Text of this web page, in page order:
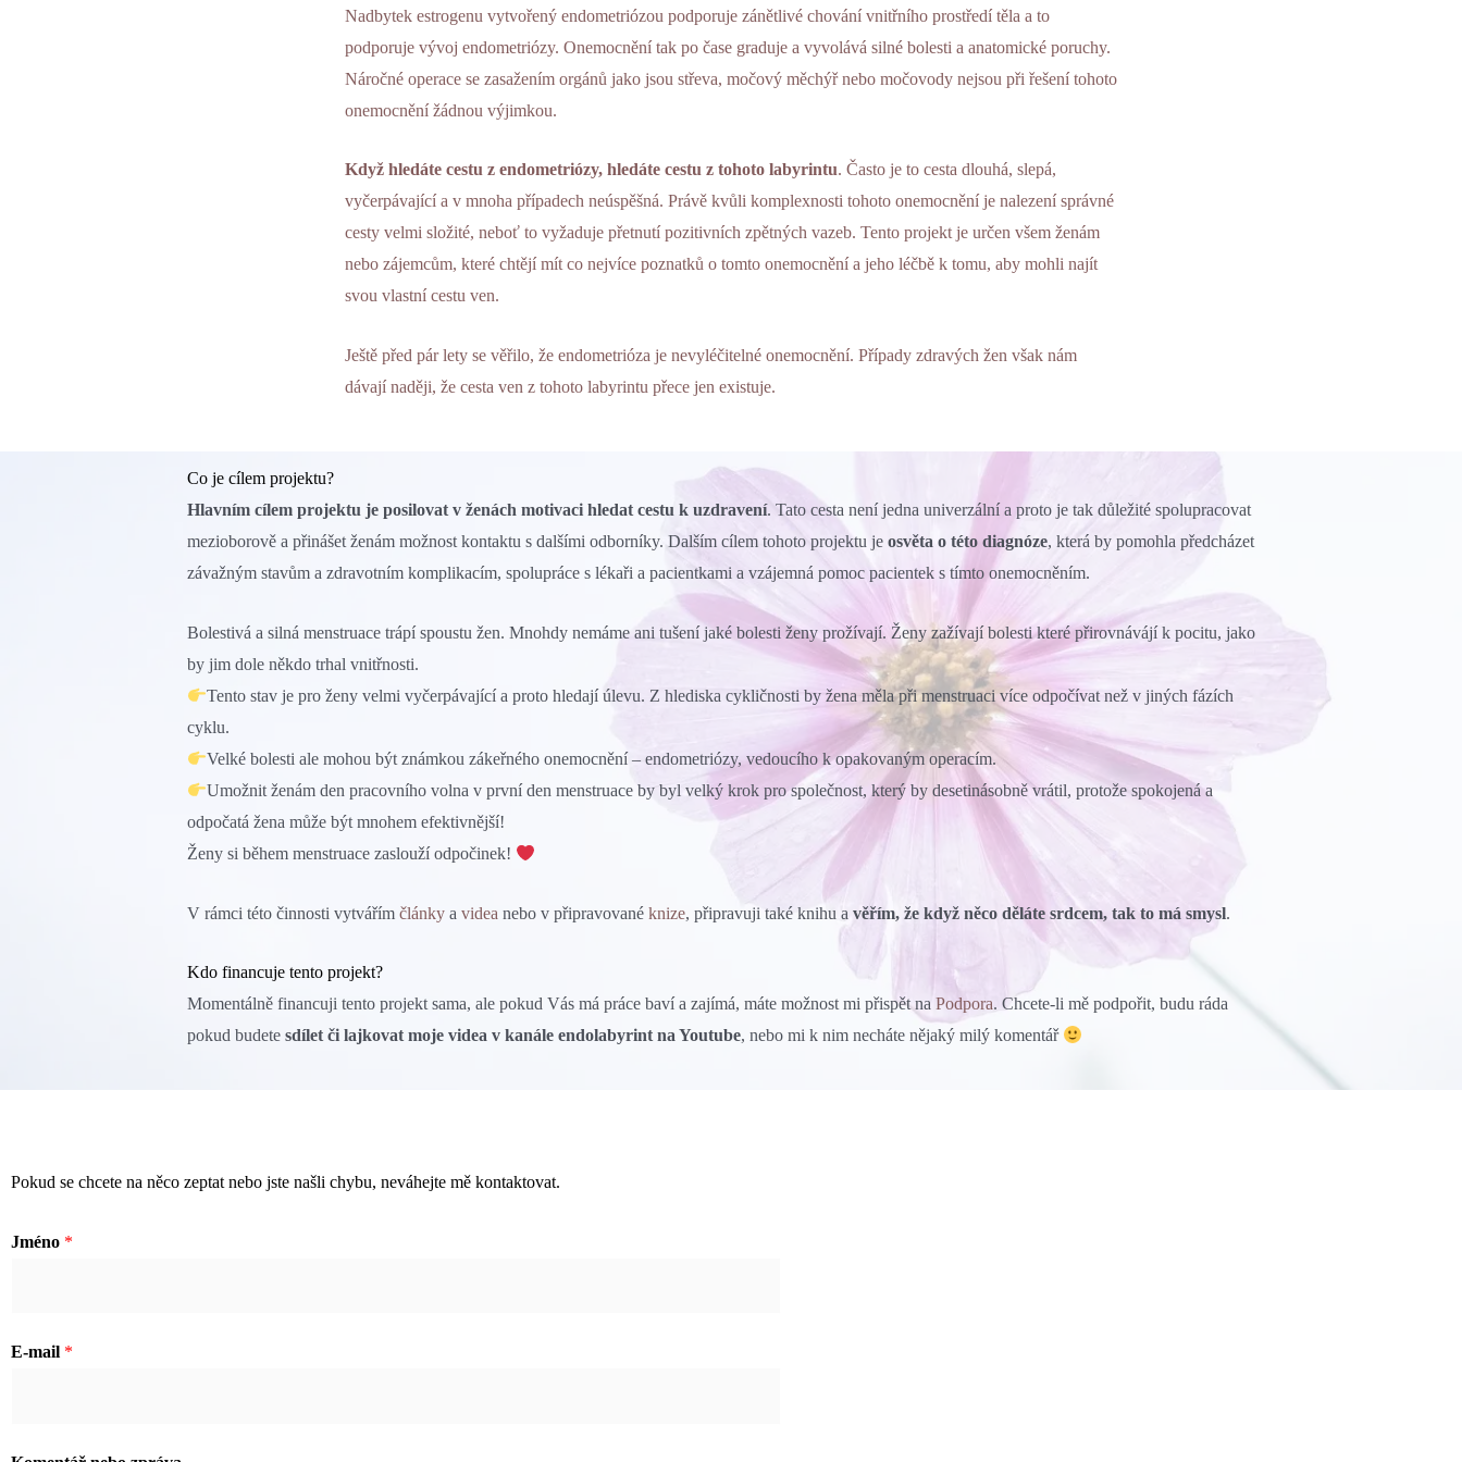
Nadbytek estrogenu vytvořený endometriózou podporuje zánětlivé chování vnitřního prostředí těla a to
podporuje vývoj endometriózy. Onemocnění tak po čase graduje a vyvolává silné bolesti a anatomické poruchy.
Náročné operace se zasažením orgánů jako jsou střeva, močový měchýř nebo močovody nejsou při řešení tohoto
onemocnění žádnou výjimkou.
Když hledáte cestu z endometriózy, hledáte cestu z tohoto labyrintu. Často je to cesta dlouhá, slepá,
vyčerpávající a v mnoha případech neúspěšná. Právě kvůli komplexnosti tohoto onemocnění je nalezení správné
cesty velmi složité, neboť to vyžaduje přetnutí pozitivních zpětných vazeb. Tento projekt je určen všem ženám
nebo zájemcům, které chtějí mít co nejvíce poznatků o tomto onemocnění a jeho léčbě k tomu, aby mohli najít
svou vlastní cestu ven.
Ještě před pár lety se věřilo, že endometrióza je nevyléčitelné onemocnění. Případy zdravých žen však nám
dávají naději, že cesta ven z tohoto labyrintu přece jen existuje.
Co je cílem projektu?
Hlavním cílem projektu je posilovat v ženách motivaci hledat cestu k uzdravení. Tato cesta není jedna univerzální a proto je tak důležité spolupracovat
mezioborově a přinášet ženám možnost kontaktu s dalšími odborníky. Dalším cílem tohoto projektu je osvěta o této diagnóze, která by pomohla předcházet
závažným stavům a zdravotním komplikacím, spolupráce s lékaři a pacientkami a vzájemná pomoc pacientek s tímto onemocněním.
Bolestivá a silná menstruace trápí spoustu žen. Mnohdy nemáme ani tušení jaké bolesti ženy prožívají. Ženy zažívají bolesti které přirovnávájí k pocitu, jako
by jim dole někdo trhal vnitřnosti.
Tento stav je pro ženy velmi vyčerpávající a proto hledají úlevu. Z hlediska cykličnosti by žena měla při menstruaci více odpočívat než v jiných fázích
cyklu.
Velké bolesti ale mohou být známkou zákeřného onemocnění – endometriózy, vedoucího k opakovaným operacím.
Umožnit ženám den pracovního volna v první den menstruace by byl velký krok pro společnost, který by desetinásobně vrátil, protože spokojená a
odpočatá žena může být mnohem efektivnější!
Ženy si během menstruace zaslouží odpočinek!
V rámci této činnosti vytvářím články a videa nebo v připravované knize, připravuji také knihu a věřím, že když něco děláte srdcem, tak to má smysl.
Kdo financuje tento projekt?
Momentálně financuji tento projekt sama, ale pokud Vás má práce baví a zajímá, máte možnost mi přispět na Podpora. Chcete-li mě podpořit, budu ráda
pokud budete sdílet či lajkovat moje videa v kanále endolabyrint na Youtube, nebo mi k nim necháte nějaký milý komentář
Pokud se chcete na něco zeptat nebo jste našli chybu, neváhejte mě kontaktovat.
Jméno *
E-mail *